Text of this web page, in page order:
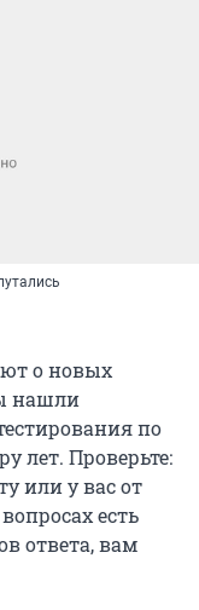
о новых
нашли
по
лет. Проверьте:
или у вас от
есть
ответа, вам